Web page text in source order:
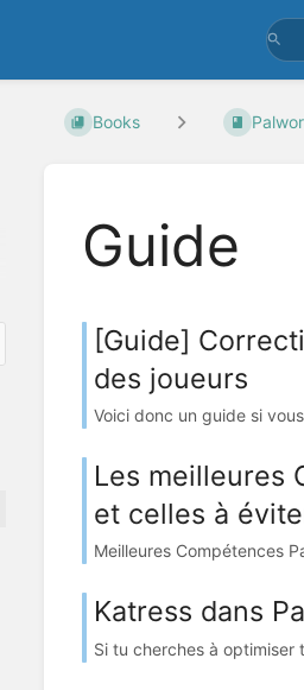
Books
Guide
[Guide]
des joueurs
Voici donc un guide si
Les meilleures
et celles à
Meilleures Compétences
Katress dans
Si tu cherches à optimiser